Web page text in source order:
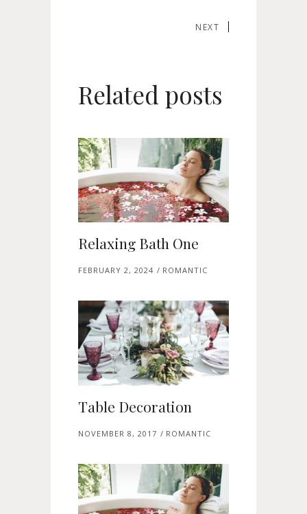
NEXT
Related posts
Relaxing Bath One
FEBRUARY 2, 2024 ROMANTIC
Table Decoration
NOVEMBER 8, 2017 ROMANTIC